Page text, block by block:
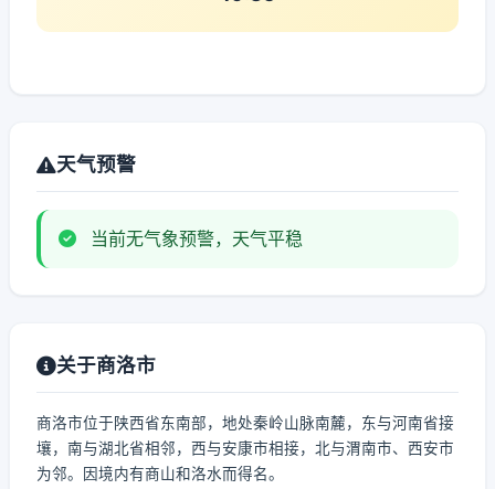
天气预警
当前无气象预警，天气平稳
关于商洛市
商洛市位于陕西省东南部，地处秦岭山脉南麓，东与河南省接
壤，南与湖北省相邻，西与安康市相接，北与渭南市、西安市
为邻。因境内有商山和洛水而得名。